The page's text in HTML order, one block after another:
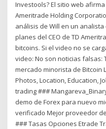
Investools? El sitio web
Ameritrade Holding
análisis de Will en un
planes del CEO de TD
bitcoins. Si el video no se
video: No son noticias falsas:
mercado minorista de Bitcoin
Photos, Location, Education,
trading ###
demo de Forex para nuevo
verificado Mejor proveedor
### Tasas Opciones Etrade